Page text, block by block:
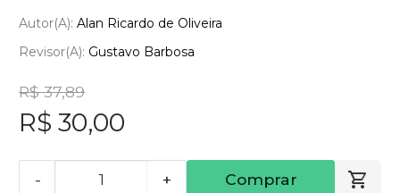
Autor(a): Alan Ricardo de Oliveira
Revisor(a): Gustavo Barbosa
R$ 37,89
R$ 30,00
- + Comprar